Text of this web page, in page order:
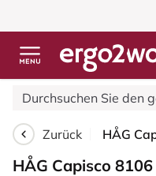
Zurück
HÅG Capisco 8106